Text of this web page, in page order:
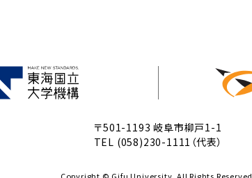
〒501-1193 岐阜市柳戸1-1
TEL (058)230-1111（代表）
Copyright © Gifu University. All Rights Reserved.